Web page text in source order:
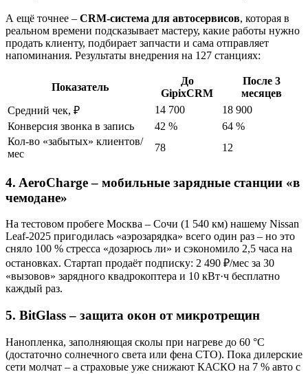
А ещё точнее – CRM-система для автосервисов, которая в
реальном времени подсказывает мастеру, какие работы нужно
продать клиенту, подбирает запчасти и сама отправляет
напоминания. Результаты внедрения на 127 станциях:
Показатель
До
GipixCRM
После 3
месяцев
Средний чек, ₽
14 700
18 900
Конверсия звонка в запись
42 %
64 %
Кол-во «забытых» клиентов/
мес
78 12
4. AeroCharge – мобильные зарядные станции «в
чемодане»
На тестовом пробеге Москва – Сочи (1 540 км) нашему Nissan
Leaf-2025 пригодилась «аэрозарядка» всего один раз – но это
сняло 100 % стресса «дозарюсь ли» и сэкономило 2,5 часа на
остановках. Стартап продаёт подписку: 2 490 ₽/мес за 30
«вызовов» зарядного квадрокоптера и 10 кВт·ч бесплатно
каждый раз.
5. BitGlass – защита окон от микротрещин
Нанопленка, заполняющая сколы при нагреве до 60 °C
(достаточно солнечного света или фена СТО). Пока дилерские
сети молчат – а страховые уже снижают КАСКО на 7 % авто с